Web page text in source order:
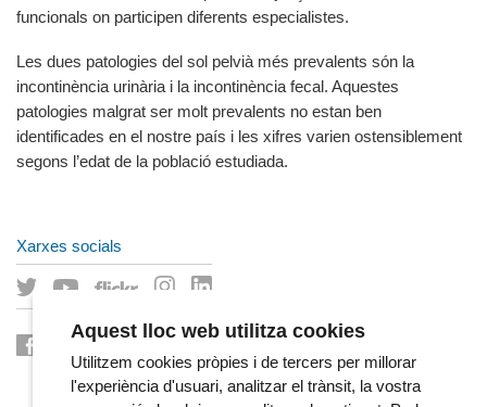
funcionals on participen diferents especialistes.
Les dues patologies del sol pelvià més prevalents són la
incontinència urinària i la incontinència fecal. Aquestes
patologies malgrat ser molt prevalents no estan ben
identificades en el nostre país i les xifres varien ostensiblement
segons l’edat de la població estudiada.
Xarxes socials
Aquest lloc web utilitza cookies
Utilitzem cookies pròpies i de tercers per millorar
l'experiència d'usuari, analitzar el trànsit, la vostra